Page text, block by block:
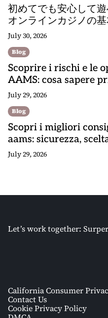
初めてでも安心して
オンラインカジノの
July 30, 2026
Blog
Scoprire i rischi e le
AAMS: cosa sapere
July 29, 2026
Blog
Scopri i migliori
aams: sicurezza,
July 29, 2026
Let’s work together:
California Consumer
Contact Us
Cookie Privacy Policy